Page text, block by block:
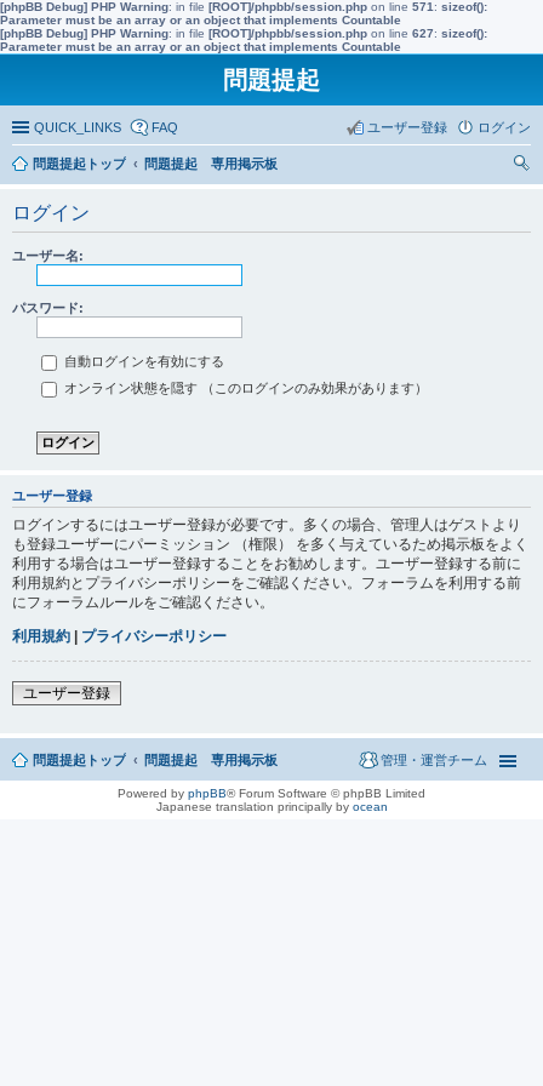
[phpBB Debug] PHP Warning: in file [ROOT]/phpbb/session.php on line 571 : sizeof():
Parameter must be an array or an object that implements Countable
[phpBB Debug] PHP Warning: in file [ROOT]/phpbb/session.php on line 627: sizeof():
Parameter must be an array or an object that implements Countable
問題提起
QUICK_LINKS FAQ ログイン
ユーザー登録
問題提起トップ
問題提起 専用掲示板
ログイン
ユーザー名:
パスワード:
自動ログインを有効にする
オンライン状態を隠す （このログインのみ効果があります）
ユーザー登録
ログインするにはユーザー登録が必要です。多くの場合、管理人はゲストより
も登録ユーザーにパーミッション （権限） を多く与えているため掲示板をよく
利用する場合はユーザー登録することをお勧めします。ユーザー登録する前に
利用規約とプライバシーポリシーをご確認ください。フォーラムを利用する前
にフォーラムルールをご確認ください。
利用規約 | プライバシーポリシー
ユーザー登録
問題提起トップ 問題提起 専用掲示板 管理・運営チーム
Powered by phpBB® Forum Software © phpBB Limited
Japanese translation principally by ocean